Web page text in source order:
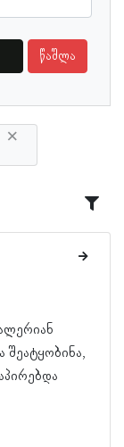
წაშლა
×
შეატყობინა,